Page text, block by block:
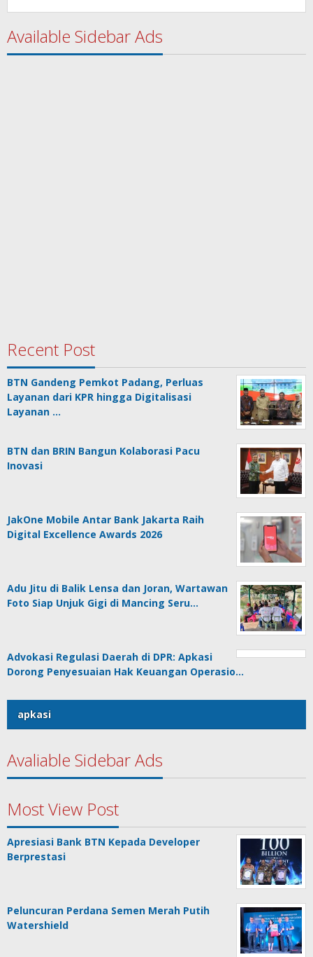
Available Sidebar Ads
Recent Post
BTN Gandeng Pemkot Padang, Perluas
Layanan dari KPR hingga Digitalisasi
Layanan …
BTN dan BRIN Bangun Kolaborasi Pacu
Inovasi
JakOne Mobile Antar Bank Jakarta Raih
Digital Excellence Awards 2026
Adu Jitu di Balik Lensa dan Joran, Wartawan
Foto Siap Unjuk Gigi di Mancing Seru…
Advokasi Regulasi Daerah di DPR: Apkasi
Dorong Penyesuaian Hak Keuangan Operasio…
apkasi
Avaliable Sidebar Ads
Most View Post
Apresiasi Bank BTN Kepada Developer
Berprestasi
Peluncuran Perdana Semen Merah Putih
Watershield